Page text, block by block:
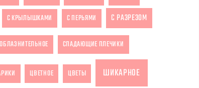
С КРЫЛЫШКАМИ С ПЕРЬЯМИ С РАЗРЕЗОМ
СПАДАЮЩИЕ ПЛЕЧИКИ
ЦВЕТНОЕ ЦВЕТЫ ШИКАРНОЕ